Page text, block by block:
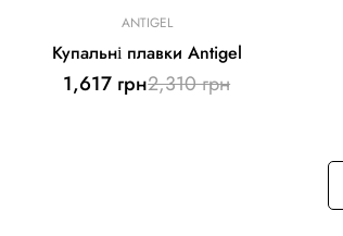
ANTIGEL
Купальні плавки Antigel
Ціна
1,617 грнЗвичайна
2,310 грн